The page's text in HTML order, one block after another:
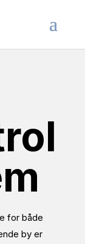
for både
by er